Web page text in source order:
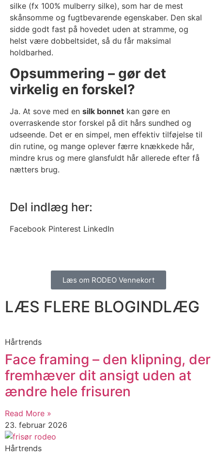
silke (fx 100% mulberry silke), som har de mest
skånsomme og fugtbevarende egenskaber. Den skal
sidde godt fast på hovedet uden at stramme, og
helst være dobbeltsidet, så du får maksimal
holdbarhed.
Opsummering – gør det
virkelig en forskel?
Ja. At sove med en silk bonnet kan gøre en
overraskende stor forskel på dit hårs sundhed og
udseende. Det er en simpel, men effektiv tilføjelse til
din rutine, og mange oplever færre knækkede hår,
mindre krus og mere glansfuldt hår allerede efter få
nætters brug.
Del indlæg her:
Facebook Pinterest LinkedIn
Læs om RODEO Vennekort
LÆS FLERE BLOGINDLÆG
Hårtrends
​​Face framing – den klipning, der
fremhæver dit ansigt uden at
ændre hele frisuren
Read More »
23. februar 2026
Hårtrends